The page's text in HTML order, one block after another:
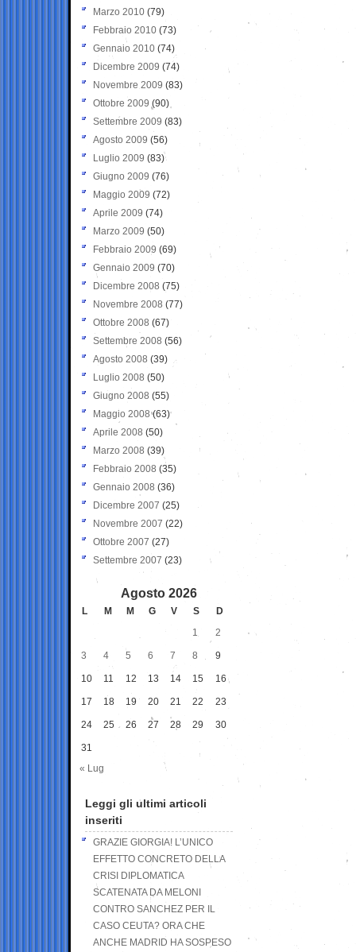
Marzo 2010 (79)
Febbraio 2010 (73)
Gennaio 2010 (74)
Dicembre 2009 (74)
Novembre 2009 (83)
Ottobre 2009 (90)
Settembre 2009 (83)
Agosto 2009 (56)
Luglio 2009 (83)
Giugno 2009 (76)
Maggio 2009 (72)
Aprile 2009 (74)
Marzo 2009 (50)
Febbraio 2009 (69)
Gennaio 2009 (70)
Dicembre 2008 (75)
Novembre 2008 (77)
Ottobre 2008 (67)
Settembre 2008 (56)
Agosto 2008 (39)
Luglio 2008 (50)
Giugno 2008 (55)
Maggio 2008(63)
Aprile 2008 (50)
Marzo 2008 (39)
Febbraio 2008 (35)
Gennaio 2008 (36)
Dicembre 2007 (25)
Novembre 2007 (22)
Ottobre 2007 (27)
Settembre 2007 (23)
Agosto 2026
L M M G V S
D
1
2
3 4 5 6 7 8 9
10 11 12 13 14 15 16
17 18 19 20 21 22 23
24 25 26 27 28 29 30
31
« Lug
Leggi gli ultimi articoli
inseriti
GRAZIE GIORGIA! L’UNICO
EFFETTO CONCRETO DELLA
CRISI DIPLOMATICA
SCATENATA DA MELONI
CONTRO SANCHEZ PER IL
CASO CEUTA? ORA CHE
ANCHE MADRID HA SOSPESO